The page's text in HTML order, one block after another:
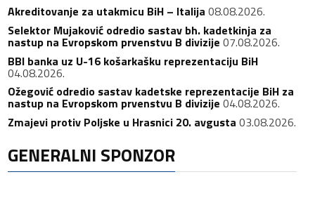
Akreditovanje za utakmicu BiH – Italija 08.08.2026.
Selektor Mujaković odredio sastav bh. kadetkinja za
nastup na Evropskom prvenstvu B divizije 07.08.2026.
BBI banka uz U-16 košarkašku reprezentaciju BiH
04.08.2026.
Ožegović odredio sastav kadetske reprezentacije BiH za
nastup na Evropskom prvenstvu B divizije 04.08.2026.
Zmajevi protiv Poljske u Hrasnici 20. avgusta 03.08.2026.
GENERALNI SPONZOR